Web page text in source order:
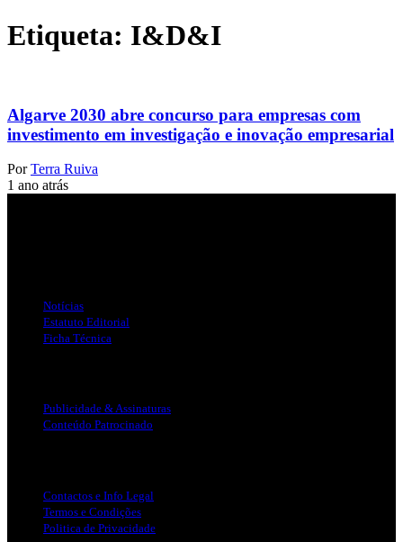
Etiqueta: I&D&I
Algarve 2030 abre concurso para empresas com
investimento em investigação e inovação empresarial
Por Terra Ruiva
1 ano atrás
Notícias
Estatuto Editorial
Ficha Técnica
Publicidade & Assinaturas
Conteúdo Patrocinado
Contactos e Info Legal
Termos e Condições
Politica de Privacidade